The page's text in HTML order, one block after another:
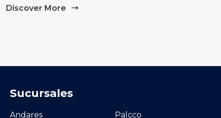
Discover More
Sucursales
Andares
Palcco